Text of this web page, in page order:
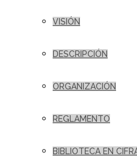
VISIÓN
DESCRIPCIÓN
ORGANIZACIÓN
REGLAMENTO
BIBLIOTECA EN